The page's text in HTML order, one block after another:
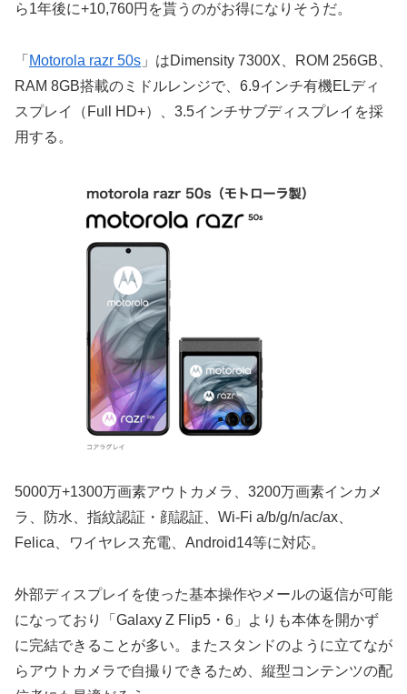
ら1年後に+10,760円を貰うのがお得になりそうだ。
「 Motorola razr 50s 」はDimensity 7300X、ROM 256GB、
RAM 8GB搭載のミドルレンジで、6.9インチ有機ELディ
スプレイ（Full HD+）、3.5インチサブディスプレイを採
用する。
5000万+1300万画素アウトカメラ、3200万画素インカメ
ラ、防水、指紋認証・顔認証、Wi-Fi a/b/g/n/ac/ax、
Felica、ワイヤレス充電、Android14等に対応。
外部ディスプレイを使った基本操作やメールの返信が可能
になっており「Galaxy Z Flip5・6」よりも本体を開かず
に完結できることが多い。またスタンドのように立てなが
らアウトカメラで自撮りできるため、縦型コンテンツの配